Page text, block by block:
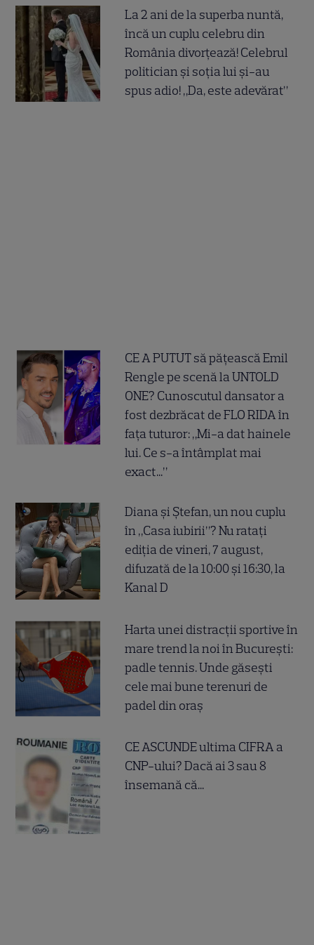
La 2 ani de la superba nuntă,
încă un cuplu celebru din
România divorțează! Celebrul
politician și soția lui și-au
spus adio! „Da, este adevărat”
CE A PUTUT să pățească Emil
Rengle pe scenă la UNTOLD
ONE? Cunoscutul dansator a
fost dezbrăcat de FLO RIDA în
fața tuturor: „Mi-a dat hainele
lui. Ce s-a întâmplat mai
exact...”
Diana și Ștefan, un nou cuplu
în „Casa iubirii”? Nu ratați
ediția de vineri, 7 august,
difuzată de la 10:00 și 16:30, la
Kanal D
Harta unei distracții sportive în
mare trend la noi în București:
padle tennis. Unde găsești
cele mai bune terenuri de
padel din oraș
CE ASCUNDE ultima CIFRA a
CNP-ului? Dacă ai 3 sau 8
însemană că...